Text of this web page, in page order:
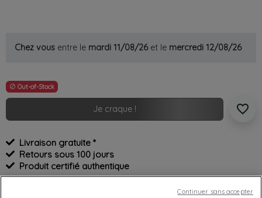
Chez vous entre le mardi 11/08/26et le mercredi 12/08/26
 Out-of-Stock
Je craque ! favorite_border
Livraison gratuite *
Retours sous 100 jours
Produit certifié authentique
Continuer sans accepter